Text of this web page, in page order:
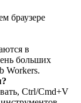
браузере
в
больших
Workers.
Ctrl/Cmd+V